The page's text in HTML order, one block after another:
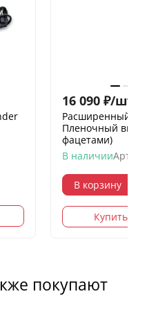
16 090 ₽/шт.
Расширенный
Пленочный
фацетами)
В наличии
В корзину
Купить в
покупают